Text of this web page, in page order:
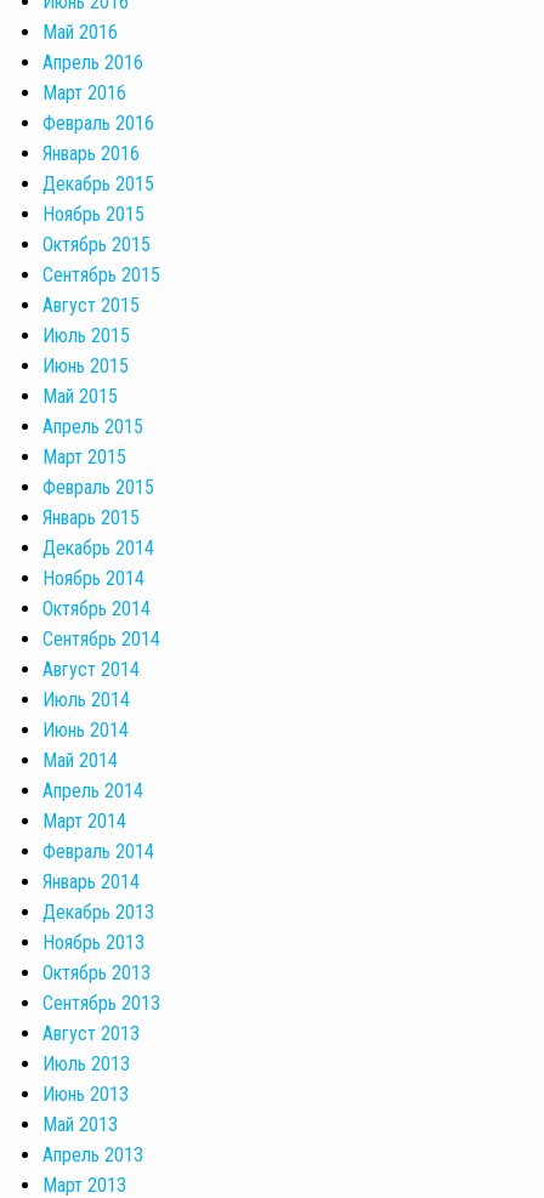
Май 2016
Апрель 2016
Март 2016
Февраль 2016
Январь 2016
Декабрь 2015
Ноябрь 2015
Октябрь 2015
Сентябрь 2015
Август 2015
Июль 2015
Июнь 2015
Май 2015
Апрель 2015
Март 2015
Февраль 2015
Январь 2015
Декабрь 2014
Ноябрь 2014
Октябрь 2014
Сентябрь 2014
Август 2014
Июль 2014
Июнь 2014
Май 2014
Апрель 2014
Март 2014
Февраль 2014
Январь 2014
Декабрь 2013
Ноябрь 2013
Октябрь 2013
Сентябрь 2013
Август 2013
Июль 2013
Июнь 2013
Май 2013
Апрель 2013
Март 2013